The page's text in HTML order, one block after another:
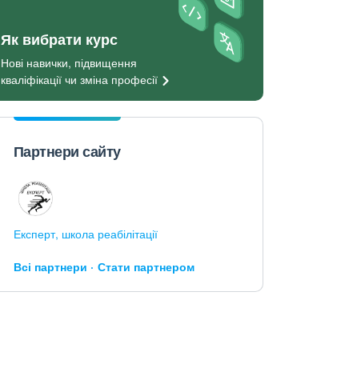
Як вибрати курс
Нові навички, підвищення
кваліфікації чи зміна професії
Партнери сайту
Експерт, школа реабілітації
Всі партнери Стати партнером